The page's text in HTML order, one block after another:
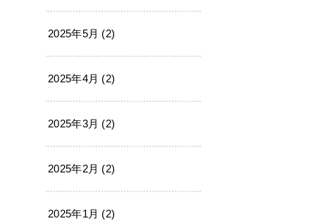
2025年5月 (2)
2025年4月 (2)
2025年3月 (2)
2025年2月 (2)
2025年1月 (2)